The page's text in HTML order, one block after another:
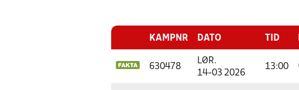
KAMPNR DATO TID
630478
LØR.
14-03 2026
13:00